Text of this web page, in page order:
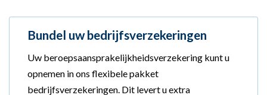
Bundel uw bedrijfsverzekeringen
Uw beroepsaansprakelijkheidsverzekering kunt u
opnemen in ons flexibele pakket
bedrijfsverzekeringen. Dit levert u extra